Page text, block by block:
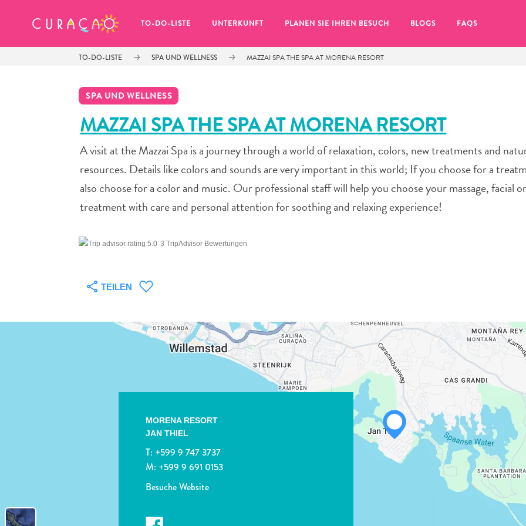
TO-DO-LISTE UNTERKUNFT PLANEN SIE IHREN BESUCH BLOGS FAQS
TO-DO-LISTE SPA UND WELLNESS MAZZAI SPA THE SPA AT MORENA RESORT
SPA UND WELLNESS
MAZZAI SPA THE SPA AT MORENA RESORT
A visit at the Mazzai Spa is a journey through a world of relaxation, colors, new treatments and
resources. Details like colors and sounds are very important in this world; If you choose for a
also choose for a color and music. Our professional staff will help you choose your massage, facial
treatment with care and personal attention for soothing and relaxing experience!
3 TripAdvisor Bewertungen
TEILEN
MORENA RESORT
JAN THIEL
T: +599 9 747 3737
M: +599 9 691 0153
Besuche Website
MEINE FAVORITEN
Es schaut so aus, als ob Sie noch
gespeichert haben.
Wenn Sie etwas für später speichern möchten, klicken Sie auf das